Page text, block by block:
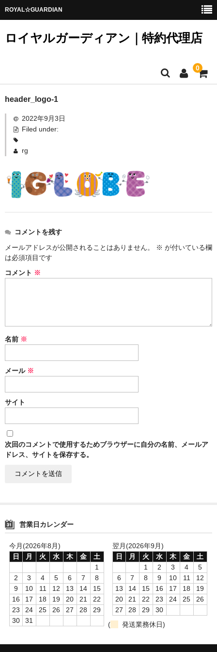
ROYAL☆GUARDIAN
ロイヤルガーディアン｜特約代理店
0
ホーム
変更可能な錠前
鍵登録／キーコード発行
カート
お問い合わせ
header_logo-1
2022年9月3日
Filed under:
rg
コメントを残す
メールアドレスが公開されることはありません。
※ が付いている欄
は必須項目です
コメント ※
名前 ※
メール ※
サイト
次回のコメントで使用するためブラウザーに自分の名前、メールア
ドレス、サイトを保存する。
営業日カレンダー
今月(2026年8月)
日
月 火 水 木 金
土
1
2
3 4 5 6 7
8
9
10 11 12 13 14
15
16
17 18 19 20 21
22
23
24 25 26 27 28
29
30
31
翌月(2026年9月)
日
月 火 水 木 金
土
1
2 3 4
5
6
7 8 9 10 11
12
13
14 15 16 17 18
19
20
21 22 23 24 25
26
27
28 29
30
(
発送業務休日)